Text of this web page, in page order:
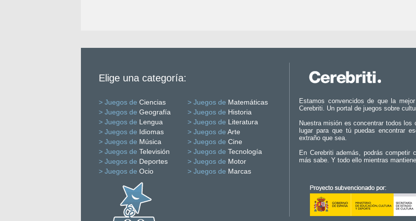
Elige una categoría:
> Juegos de Ciencias > Juegos de Matemáticas
> Juegos de Geografía > Juegos de Historia
> Juegos de Lengua > Juegos de Literatura
> Juegos de Idiomas > Juegos de Arte
> Juegos de Música > Juegos de Cine
> Juegos de Televisión > Juegos de Tecnología
> Juegos de Deportes > Juegos de Motor
> Juegos de Ocio > Juegos de Marcas
Estamos convencidos de que la
Cerebriti. Un portal de juegos sobre
Nuestra misión es concentrar todos
lugar para que tú puedas encontrar
extraño que sea.
En Cerebriti además, podrás
más sabe. Y todo ello mientras